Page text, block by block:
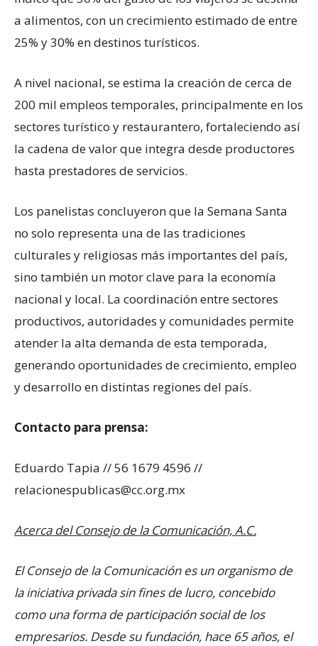
a alimentos, con un crecimiento estimado de entre
25% y 30% en destinos turísticos.
A nivel nacional, se estima la creación de cerca de
200 mil empleos temporales, principalmente en los
sectores turístico y restaurantero, fortaleciendo así
la cadena de valor que integra desde productores
hasta prestadores de servicios.
Los panelistas concluyeron que la Semana Santa
no solo representa una de las tradiciones
culturales y religiosas más importantes del país,
sino también un motor clave para la economía
nacional y local. La coordinación entre sectores
productivos, autoridades y comunidades permite
atender la alta demanda de esta temporada,
generando oportunidades de crecimiento, empleo
y desarrollo en distintas regiones del país.
Contacto para prensa:
Eduardo Tapia // 56 1679 4596 //
relacionespublicas@cc.org.mx
Acerca del Consejo de la Comunicación, A.C.
El Consejo de la Comunicación es un organismo de
la iniciativa privada sin fines de lucro, concebido
como una forma de participación social de los
empresarios. Desde su fundación, hace 65 años, el